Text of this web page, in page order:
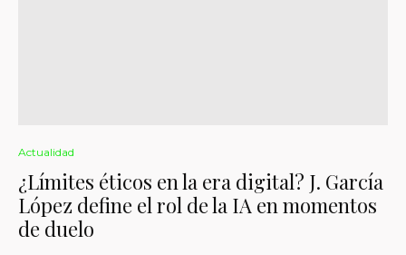
Actualidad
¿Límites éticos en la era digital? J. García
López define el rol de la IA en momentos
de duelo